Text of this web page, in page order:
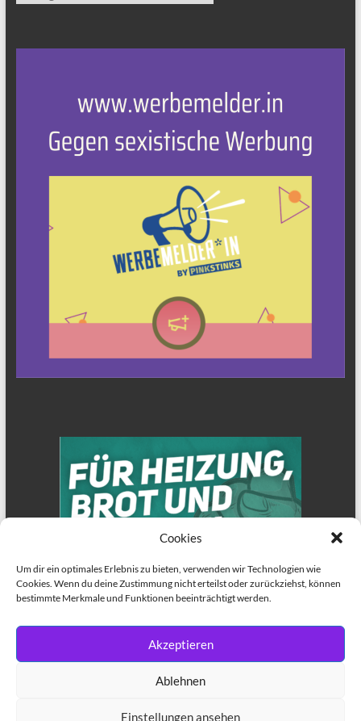
Cookies
Um dir ein optimales Erlebnis zu bieten, verwenden wir Technologien wie
Cookies. Wenn du deine Zustimmung nicht erteilst oder zurückziehst, können
bestimmte Merkmale und Funktionen beeinträchtigt werden.
Akzeptieren
Ablehnen
Einstellungen ansehen